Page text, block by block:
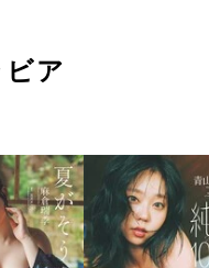
ア